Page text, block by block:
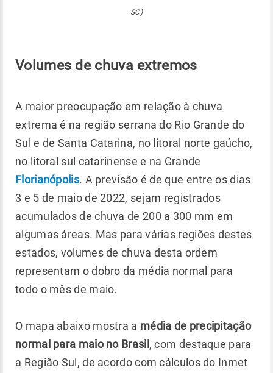
SC)
Volumes de chuva extremos
A maior preocupação em relação à chuva
extrema é na região serrana do Rio Grande do
Sul e de Santa Catarina, no litoral norte gaúcho,
no litoral sul catarinense e na Grande
Florianópolis. A previsão é de que entre os dias
3 e 5 de maio de 2022, sejam registrados
acumulados de chuva de 200 a 300 mm em
algumas áreas. Mas para várias regiões destes
estados, volumes de chuva desta ordem
representam o dobro da média normal para
todo o mês de maio.
O mapa abaixo mostra a média de precipitação
normal para maio no Brasil , com destaque para
a Região Sul, de acordo com cálculos do Inmet